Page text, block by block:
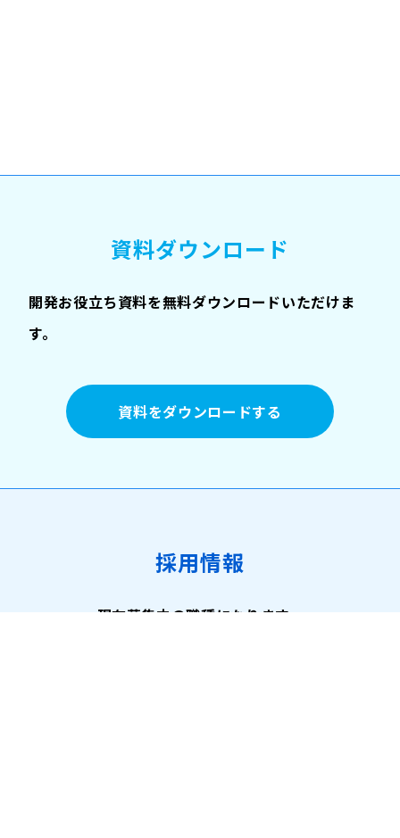
資料ダウンロード
開発お役立ち資料を無料ダウンロードいただけま
す。
資料をダウンロードする
採用情報
現在募集中の職種になります。